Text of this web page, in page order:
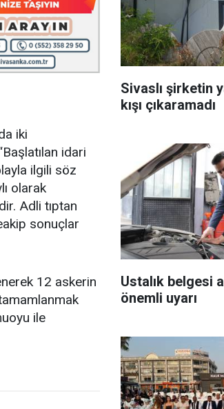
iki
idari
ilgili söz
olarak
Adli tıptan
sonuçlar
12 askerin
ile
Sivaslı şirketin
kışı çıkaramadı
Ustalık belgesi
önemli uyarı